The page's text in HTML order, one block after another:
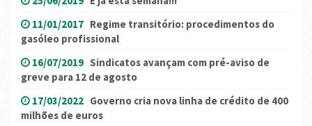
11/01/2017 Regime transitório: procedimentos do
gasóleo profissional
16/07/2019 Sindicatos avançam com pré-aviso de
greve para 12 de agosto
17/03/2022 Governo cria nova linha de crédito de 400
milhões de euros